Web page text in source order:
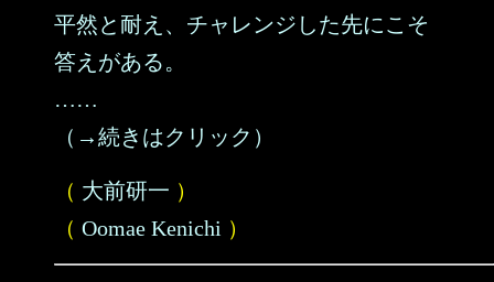
平然と耐え、チャレンジした先にこそ
答えがある。
……
（→続きはクリック）
（ 大前研一 ）
（ Oomae Kenichi ）